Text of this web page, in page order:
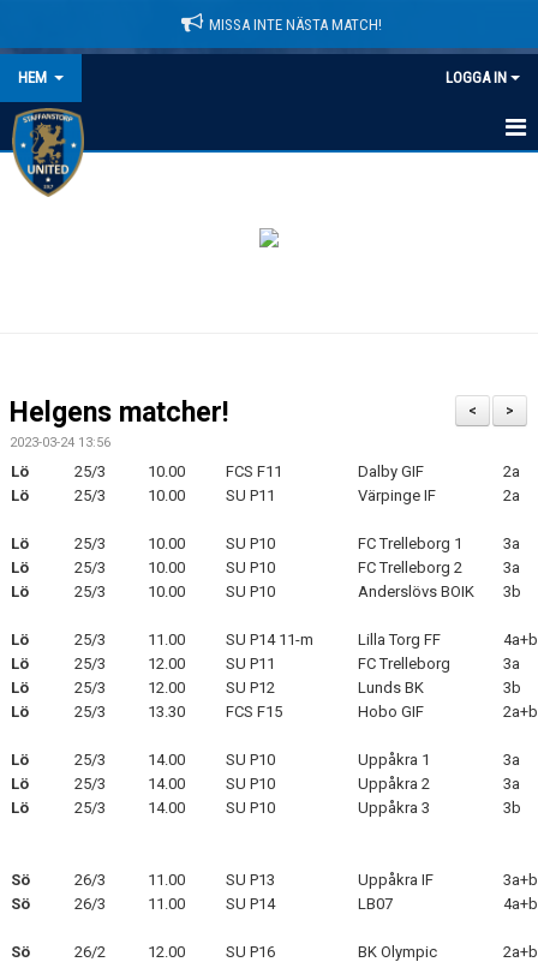
MISSA INTE NÄSTA MATCH!
HEM LOGGA IN
HEM
DOMARINFORMATION
DOKUMENT
KLÄDPROFIL
LEDARINFORMATION
STYRELSE/SEKTIONER
PARTNERS
>
<
Helgens matcher!
2023-03-24 13:56
Lö 25/3 10.00 FCS F11 Dalby GIF
2a
Lö
25/3 10.00 SU P11 Värpinge IF 2a
Lö 25/3 10.00 SU P10 FC Trelleborg 1
3a
Lö
25/3 10.00 SU P10 FC Trelleborg 2
3a
Lö
25/3 10.00 SU P10 Anderslövs BOIK 3b
Lö 25/3 11.00 SU P14 11-m Lilla Torg FF
4a+b
Lö
25/3 12.00 SU P11 FC Trelleborg
3a
Lö
25/3 12.00 SU P12 Lunds BK
3b
Lö
25/3 13.30 FCS F15 Hobo GIF 2a+b
Lö 25/3 14.00 SU P10 Uppåkra 1
3a
Lö
25/3 14.00 SU P10 Uppåkra 2
3a
Lö
25/3 14.00 SU P10 Uppåkra 3 3b
Sö 26/3 11.00 SU P13 Uppåkra IF
3a+b
Sö
26/3 11.00 SU P14 LB07 4a+b
Sö 26/2 12.00 SU P16 BK Olympic 2a+b